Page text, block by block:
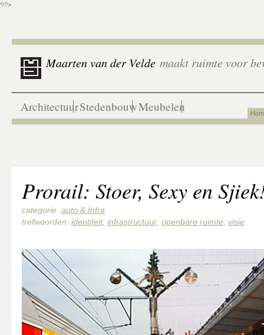
*/?>
Maarten van der Velde maakt ruimte voor
ArchitectuurStedenbouwMeubelen
Prorail: Stoer, Sexy en
categorie: auto & Infra
trefwoorden: identiteit, infrastructuur openbare ruimte visie